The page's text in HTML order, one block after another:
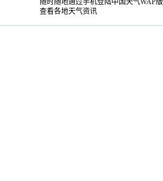
随时随地通过手机登陆中国天气WAP版
查看各地天气资讯